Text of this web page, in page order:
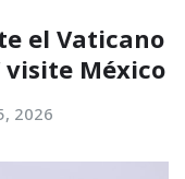
el Vaticano
visite México
2026